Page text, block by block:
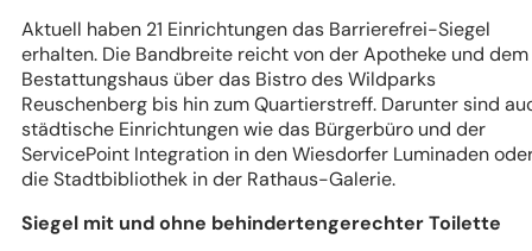
Aktuell haben 21 Einrichtungen das Barrierefrei-Siegel
erhalten. Die Bandbreite reicht von der Apotheke und dem
Bestattungshaus über das Bistro des Wildparks
Reuschenberg bis hin zum Quartierstreff. Darunter sind
städtische Einrichtungen wie das Bürgerbüro und der
ServicePoint Integration in den Wiesdorfer Luminaden
die Stadtbibliothek in der Rathaus-Galerie.
Siegel mit und ohne behindertengerechter Toilette